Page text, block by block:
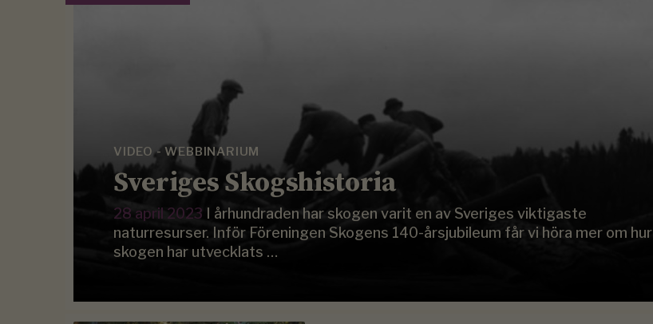
VIDEO - WEBBINARIUM
Sveriges Skogshistoria
28 april 2023
I århundraden har skogen varit en av Sveriges viktigaste
naturresurser. Inför Föreningen Skogens 140-årsjubileum får vi höra mer om hur
skogen har utvecklats …